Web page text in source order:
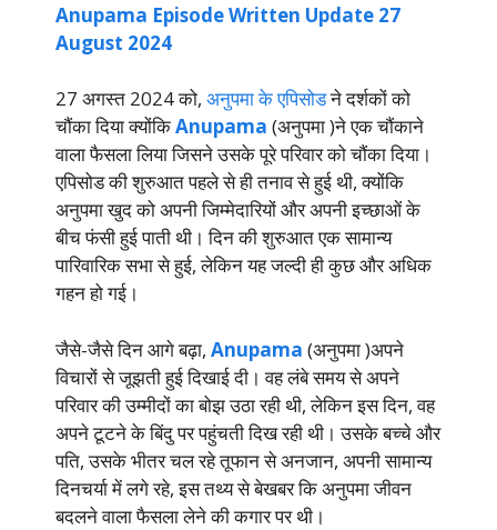
Anupama Episode Written Update 27
August 2024
27 अगस्त 2024 को, अनुपमा के एपिसोडने दर्शकों को
चौंका दिया क्योंकिAnupama (अनुपमा )ने एक चौंकाने
वाला फैसला लिया जिसने उसके पूरे परिवार को चौंका दिया।
एपिसोड की शुरुआत पहले से ही तनाव से हुई थी, क्योंकि
अनुपमा खुद को अपनी जिम्मेदारियों और अपनी इच्छाओं के
बीच फंसी हुई पाती थी। दिन की शुरुआत एक सामान्य
पारिवारिक सभा से हुई, लेकिन यह जल्दी ही कुछ और अधिक
गहन हो गई।
जैसे-जैसे दिन आगे बढ़ा, Anupama (अनुपमा )अपने
विचारों से जूझती हुई दिखाई दी। वह लंबे समय से अपने
परिवार की उम्मीदों का बोझ उठा रही थी, लेकिन इस दिन, वह
अपने टूटने के बिंदु पर पहुंचती दिख रही थी। उसके बच्चे और
पति, उसके भीतर चल रहे तूफान से अनजान, अपनी सामान्य
दिनचर्या में लगे रहे, इस तथ्य से बेखबर कि अनुपमा जीवन
बदलने वाला फैसला लेने की कगार पर थी।